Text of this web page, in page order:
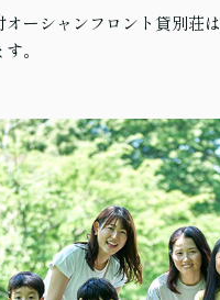
オーシャンフロント貸別荘
。